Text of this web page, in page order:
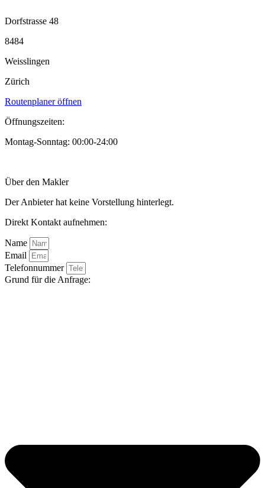
Dorfstrasse 48
8484
Weisslingen
Zürich
Routenplaner öffnen
Öffnungszeiten:
Montag-Sonntag: 00:00-24:00
Über den Makler
Der Anbieter hat keine Vorstellung hinterlegt.
Direkt Kontakt aufnehmen:
Name
Email
Telefonnummer
Grund für die Anfrage: